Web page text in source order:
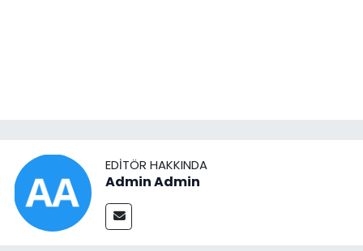
EDITÖR HAKKINDA
Admin Admin